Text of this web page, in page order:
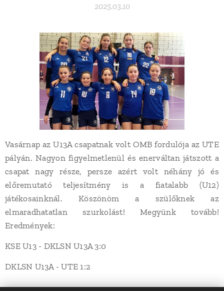
2025.03.10
Vasárnap az U13A csapatnak volt OMB fordulója az UTE
pályán. Nagyon figyelmetlenül és enerváltan játszott a
csapat nagy része, persze azért volt néhány jó és
előremutató teljesítmény is a fiatalabb (U12)
játékosainknál. Köszönöm a szülőknek az
elmaradhatatlan szurkolást! Megyünk tovább!
Eredmények:
KSE U13 - DKLSN U13A 3:0
DKLSN U13A - UTE 1:2